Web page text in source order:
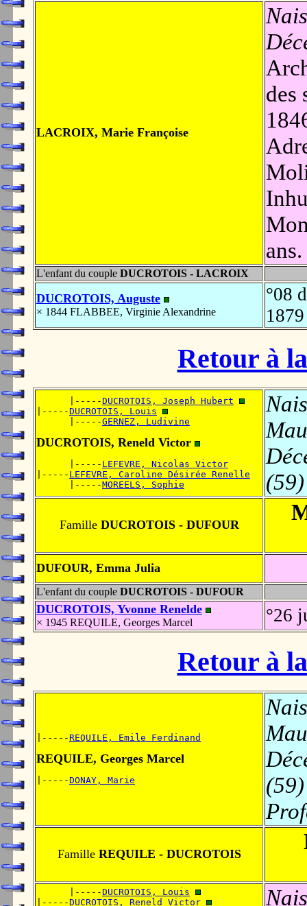
LACROIX, Marie Françoise
des
ans.
L'enfant du couple DUCROTOIS - LACROIX
DUCROTOIS, Auguste
× 1844 FLABBEE, Virginie Alexandrine
°08
Retour à
      |-----
DUCROTOIS, Joseph Hubert
|-----DUCROTOIS, Louis
      |-----
GERNEZ, Ludivine
DUCROTOIS, Reneld Victor
      |-----
LEFEVRE, Nicolas Victor
|----- LEFEVRE, Caroline Désirée Renelle
      |-----
MOREELS, Sophie
(59)
FamilleDUCROTOIS - DUFOUR
DUFOUR, Emma Julia
L'enfant du couple DUCROTOIS - DUFOUR
DUCROTOIS, Yvonne Renelde
× 1945 REQUILE, Georges Marcel °26
Retour à
|-----REQUILE, Emile Ferdinand
REQUILE, Georges Marcel
|-----DONAY, Marie
(59)
FamilleREQUILE - DUCROTOIS
      |-----
DUCROTOIS, Louis
|-----DUCROTOIS, Reneld Victor